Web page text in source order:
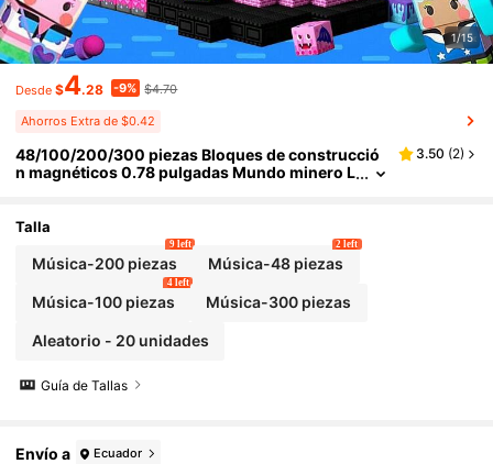
1/15
Desde $4.28 -9% $4.70
Ahorros Extra de $0.42
48/100/200/300 piezas Bloques de construcció
n magnéticos 0.78 pulgadas Mundo minero L
construcción STEM Educación Sensorial 2026 R
egalo de Navidad y Cumpleaños para niños de 3+
años Niño Niña
3.50 (2)
Talla
Música-200 piezas
9 left
Música-48 piezas
2 left
Música-100 piezas
4 left
Música-300 piezas
Aleatorio - 20 unidades
Guía de Tallas
Envío a Ecuador